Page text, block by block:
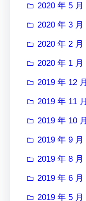
2020 年 5 月
2020 年 3 月
2020 年 2 月
2020 年 1 月
2019 年 12 月
2019 年 11 月
2019 年 10 月
2019 年 9 月
2019 年 8 月
2019 年 6 月
2019 年 5 月